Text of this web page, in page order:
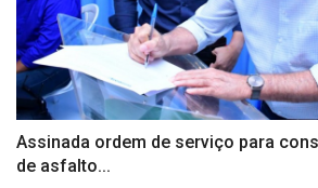
Assinada ordem de serviço para
de asfalto...